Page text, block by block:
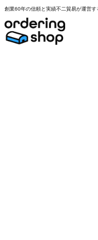
創業60年の信頼と実績不二貿易が運営す